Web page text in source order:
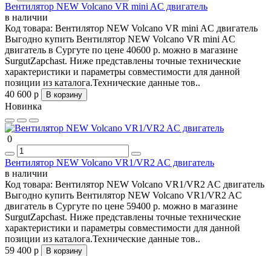
Вентилятор NEW Volcano VR mini AC двигатель
в наличии
Код товара: Вентилятор NEW Volcano VR mini AC двигатель
Выгодно купить Вентилятор NEW Volcano VR mini AC
двигатель в Сургуте по цене 40600 р. можно в магазине
SurgutZapchast. Ниже представлены точные технические
характеристики и параметры совместимости для данной
позиции из каталога.Технические данные тов..
40 600 р
В корзину
Новинка
0
Вентилятор NEW Volcano VR1/VR2 AC двигатель
в наличии
Код товара: Вентилятор NEW Volcano VR1/VR2 AC двигатель
Выгодно купить Вентилятор NEW Volcano VR1/VR2 AC
двигатель в Сургуте по цене 59400 р. можно в магазине
SurgutZapchast. Ниже представлены точные технические
характеристики и параметры совместимости для данной
позиции из каталога.Технические данные тов..
59 400 р
В корзину